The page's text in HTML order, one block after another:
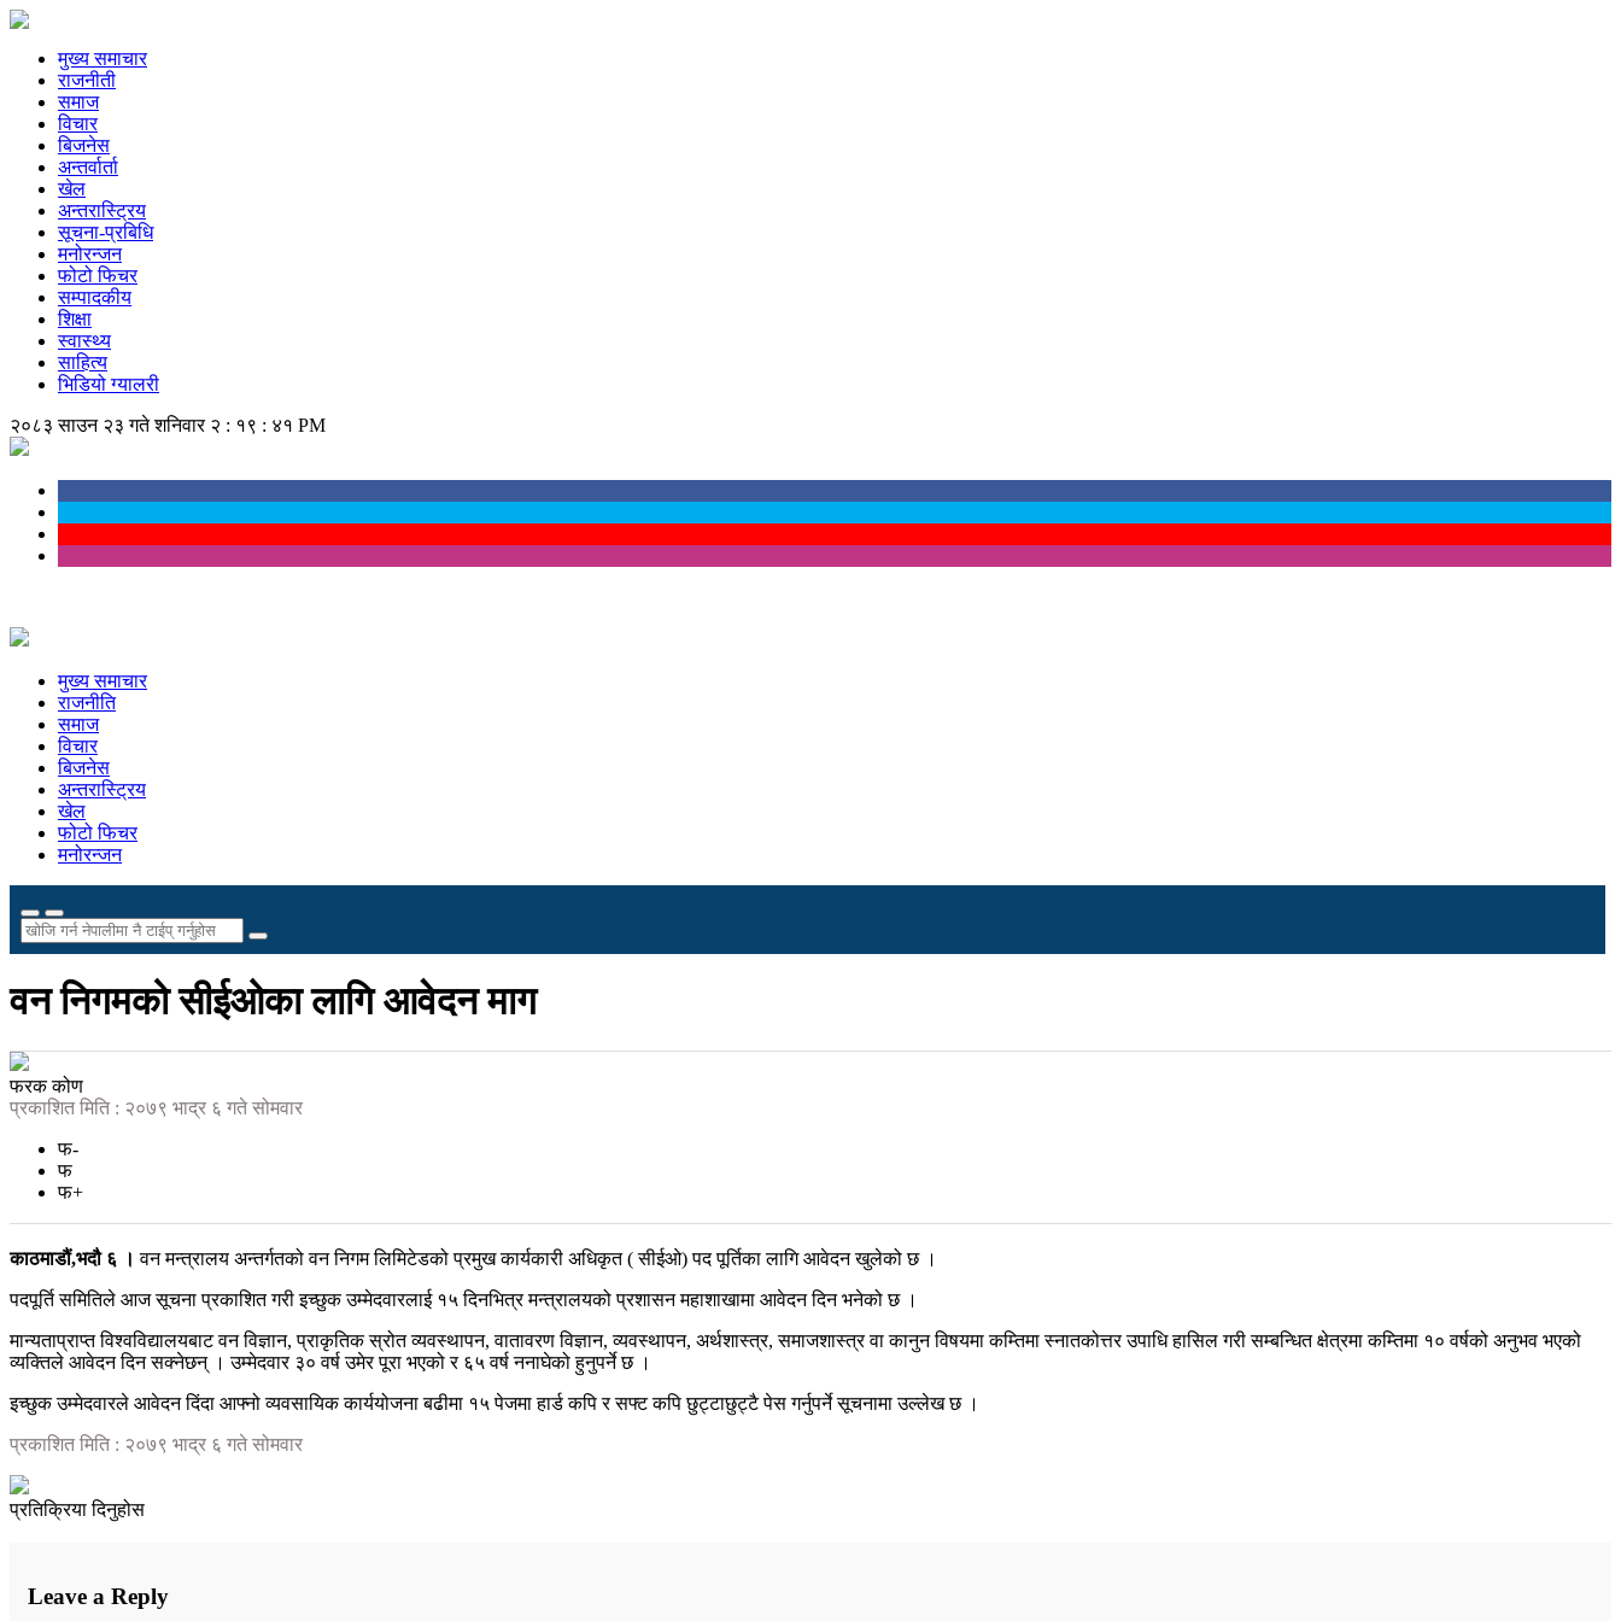
मुख्य समाचार
राजनीती
समाज
विचार
बिजनेस
अन्तर्वार्ता
खेल
अन्तरास्ट्रिय
सूचना-प्रबिधि
मनोरन्जन
फोटो फिचर
सम्पादकीय
शिक्षा
स्वास्थ्य
साहित्य
भिडियो ग्यालरी
२०८३ साउन २३ गते शनिवार २ : १९ : ४२ PM
मुख्य समाचार
राजनीति
समाज
विचार
बिजनेस
अन्तरास्ट्रिय
खेल
फोटो फिचर
मनोरन्जन
वन निगमको सीईओका लागि आवेदन माग
फरक कोण
प्रकाशित मिति : २०७९ भाद्र ६ गते सोमवार
फ-
फ
फ+
काठमाडौं,भदौ ६ ।वन मन्त्रालय अन्तर्गतको वन निगम लिमिटेडको प्रमुख कार्यकारी अधिकृत ( सीईओ) पद पूर्तिका लागि आवेदन खुलेको छ ।
पदपूर्ति समितिले आज सूचना प्रकाशित गरी इच्छुक उम्मेदवारलाई १५ दिनभित्र मन्त्रालयको प्रशासन महाशाखामा आवेदन दिन भनेको छ ।
मान्यताप्राप्त विश्वविद्यालयबाट वन विज्ञान, प्राकृतिक स्रोत व्यवस्थापन, वातावरण विज्ञान, व्यवस्थापन, अर्थशास्त्र, समाजशास्त्र वा कानुन विषयमा कम्तिमा स्नातकोत्तर उपाधि हासिल गरी सम्बन्धित क्षेत्रमा कम्तिमा १० वर्षको अनुभव भएको
व्यक्तिले आवेदन दिन सक्नेछन् । उम्मेदवार ३० वर्ष उमेर पूरा भएको र ६५ वर्ष ननाघेको हुनुपर्ने छ ।
इच्छुक उम्मेदवारले आवेदन दिंदा आफ्नो व्यवसायिक कार्ययोजना बढीमा १५ पेजमा हार्ड कपि र सफ्ट कपि छुट्टाछुट्टै पेस गर्नुपर्ने सूचनामा उल्लेख छ ।
प्रकाशित मिति : २०७९ भाद्र ६ गते सोमवार
प्रतिक्रिया दिनुहोस
Leave a Reply